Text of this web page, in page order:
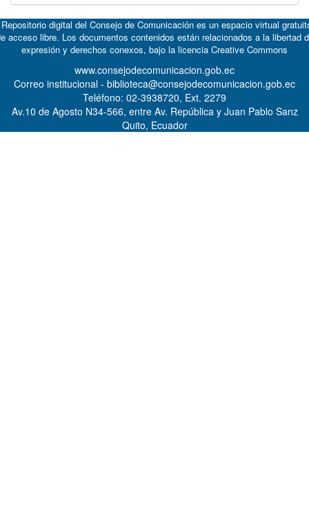
digital del Consejo de Comunicación es un espacio virtual
acceso libre. Los documentos contenidos están relacionados a la libertad
expresión y derechos conexos, bajo la licencia Creative Commons
www.consejodecomunicacion.gob.ec
Correo institucional - biblioteca@consejodecomunicacion.gob.ec
Teléfono: 02-3938720, Ext. 2279
Av.10 de Agosto N34-566, entre Av. República y Juan Pablo Sanz
Quito, Ecuador